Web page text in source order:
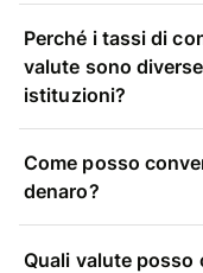
Perché i tassi di
valute sono
istituzioni?
Come posso
denaro?
Quali valute posso